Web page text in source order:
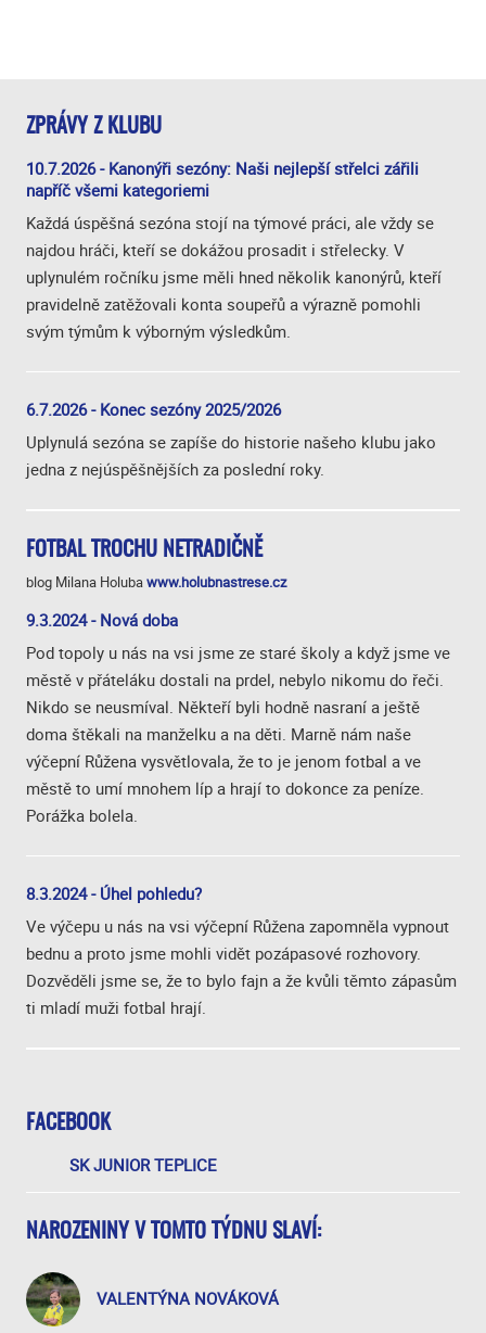
FACEBOOK
SK JUNIOR TEPLICE
NAROZENINY V TOMTO TÝDNU SLAVÍ:
VALENTÝNA NOVÁKOVÁ
ZPRÁVY Z KLUBU
10.7.2026 - Kanonýři sezóny: Naši nejlepší střelci zářili
napříč všemi kategoriemi
Každá úspěšná sezóna stojí na týmové práci, ale vždy se
najdou hráči, kteří se dokážou prosadit i střelecky. V
uplynulém ročníku jsme měli hned několik kanonýrů, kteří
pravidelně zatěžovali konta soupeřů a výrazně pomohli
svým týmům k výborným výsledkům.
6.7.2026 - Konec sezóny 2025/2026
Uplynulá sezóna se zapíše do historie našeho klubu jako
jedna z nejúspěšnějších za poslední roky.
FOTBAL TROCHU NETRADIČNĚ
blog Milana Holubawww.holubnastrese.cz
9.3.2024 - Nová doba
Pod topoly u nás na vsi jsme ze staré školy a když jsme ve
městě v přáteláku dostali na prdel, nebylo nikomu do řeči.
Nikdo se neusmíval. Někteří byli hodně nasraní a ještě
doma štěkali na manželku a na děti. Marně nám naše
výčepní Růžena vysvětlovala, že to je jenom fotbal a ve
městě to umí mnohem líp a hrají to dokonce za peníze.
Porážka bolela.
8.3.2024 - Úhel pohledu?
Ve výčepu u nás na vsi výčepní Růžena zapomněla vypnout
bednu a proto jsme mohli vidět pozápasové rozhovory.
Dozvěděli jsme se, že to bylo fajn a že kvůli těmto zápasům
ti mladí muži fotbal hrají.